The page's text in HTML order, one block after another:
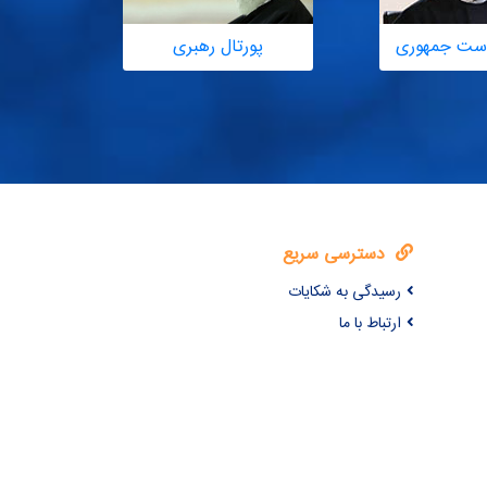
جمهوری پورتال رهبری
دسترسی سریع
رسیدگی به شکایات
ارتباط با ما